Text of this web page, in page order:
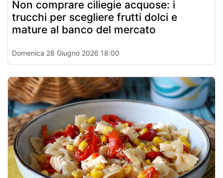
Non comprare ciliegie acquose: i
trucchi per scegliere frutti dolci e
mature al banco del mercato
Domenica 28 Giugno 2026 18:00